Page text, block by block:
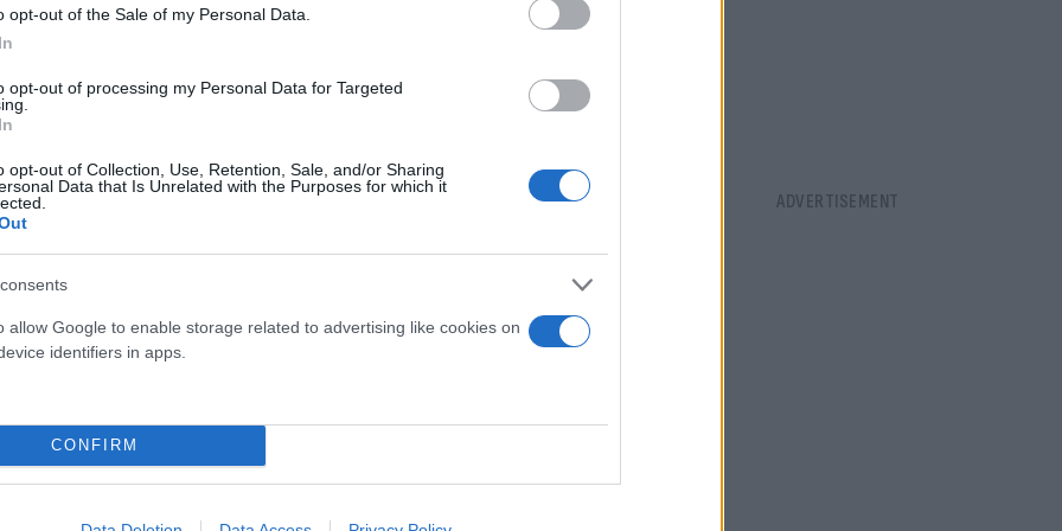
opt-out of the Sale of my Personal Data.
opt-out of processing my Personal Data for Targeted
opt-out of Collection, Use, Retention, Sale, and/or Sharing
Data that Is Unrelated with the Purposes for which it
allow Google to enable storage related to advertising like cookies on
identifiers in apps.
CONFIRM
τους Φουρτουνάκηδες… ε, τότε όλα γίνονται!
που μπορεί να μας ενώσει. Για αυτό χρόνια πολλά σε όσους
❤️#ΗμέραΣυμφιλίωσης pic.twitter.com/RYbxX4mzsX
(@FinosFilm)
Συμφιλίωσης
Η συμφιλίωση δεν είναι απλώς η αποκατάσταση μιας
και εσωτερικής ειρήνης. Είναι η γέφυρα που ενώνει
βρέθηκαν σε σύγκρουση.